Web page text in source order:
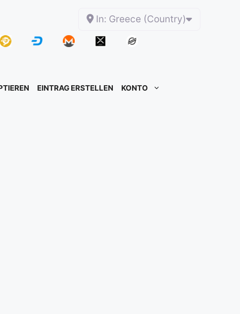
In: Greece (Country)
EINTRAG ERSTELLEN KONTO